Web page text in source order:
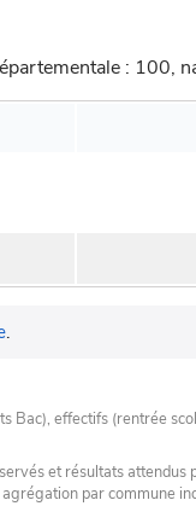
: 100,
.
Bac), effectifs (rentrée
et résultats attendus
par commune